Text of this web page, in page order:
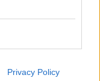
Privacy Policy